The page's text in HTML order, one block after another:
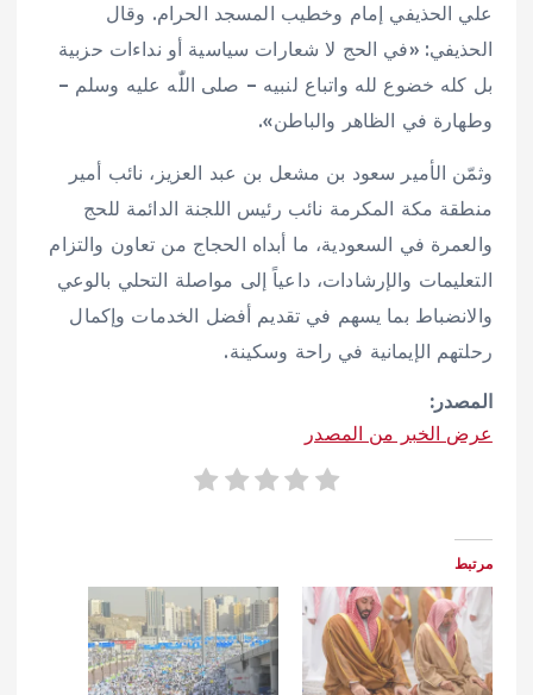
علي الحذيفي إمام وخطيب المسجد الحرام. وقال
الحذيفي: «في الحج لا شعارات سياسية أو نداءات حزبية
بل كله خضوع لله واتباع لنبيه – صلى اللّٰه عليه وسلم –
وطهارة في الظاهر والباطن».
وثمّن الأمير سعود بن مشعل بن عبد العزيز، نائب أمير
منطقة مكة المكرمة نائب رئيس اللجنة الدائمة للحج
والعمرة في السعودية، ما أبداه الحجاج من تعاون والتزام
التعليمات والإرشادات، داعياً إلى مواصلة التحلي بالوعي
والانضباط بما يسهم في تقديم أفضل الخدمات وإكمال
رحلتهم الإيمانية في راحة وسكينة.
المصدر:
عرض الخبر من المصدر
مرتبط